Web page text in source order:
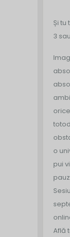
Și
3
o
pui
Află